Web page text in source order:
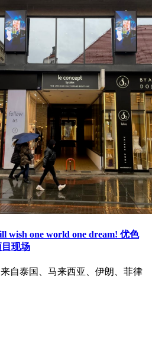
wish one world one dream! 优色
现场
自泰国、马来西亚、伊朗、菲律